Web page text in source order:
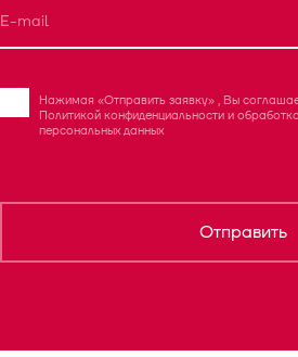
Нажимая «Отправить заявку» , Вы
Политикой конфиденциальности и
персональных данных
Отправить